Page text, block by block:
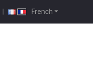
French
|